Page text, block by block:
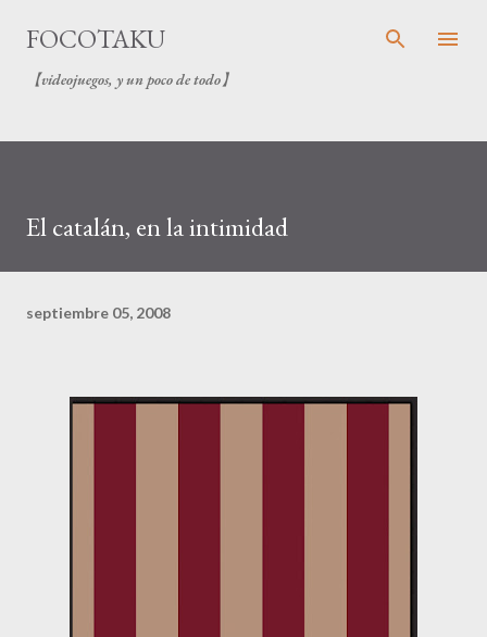
Ir al contenido principal
FOCOTAKU
【videojuegos, y un poco de todo】
El catalán, en la intimidad
septiembre 05, 2008